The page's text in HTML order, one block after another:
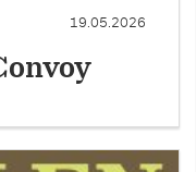
19.05.2026